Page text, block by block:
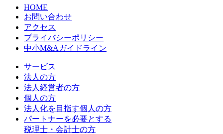
HOME
お問い合わせ
アクセス
プライバシーポリシー
中小M&Aガイドライン
サービス
法人の方
法人経営者の方
個人の方
法人化を目指す個人の方
パートナーを必要とする
税理士・会計士の方